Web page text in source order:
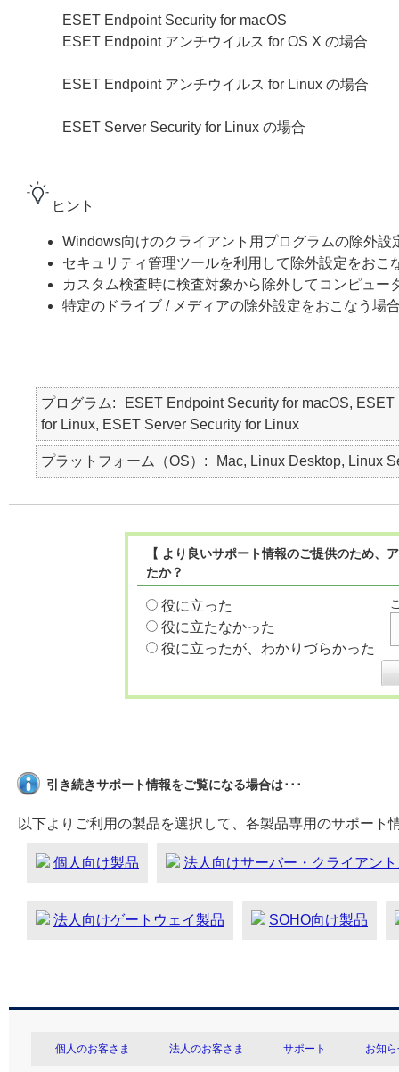
ESET Endpoint Security for macOS
ESET Endpoint アンチウイルス for OS X の場合
ESET Endpoint アンチウイルス for Linux の場合
ESET Server Security for Linux の場合
ヒント
Windows向けのクライアント用プログラムの除外設
セキュリティ管理ツールを利用して除外設定をおこ
カスタム検査時に検査対象から除外してコンピュー
特定のドライブ / メディアの除外設定をおこなう場
プログラム
ESET Endpoint Security for macOS,
for Linux, ESET Server Security for Linux
プラットフォーム（OS） Mac, Linux Desktop, Linux
【 より良いサポート情報のご提供のため
たか？
役に立った
役に立たなかった
役に立ったが、わかりづらかった
引き続きサポート情報をご覧になる場合は･･･
以下よりご利用の製品を選択して、各製品専用のサポート
個人向け製品 法人向けサーバー・クライアン
法人向けゲートウェイ製品 SOHO向け製品
個人のお客さま 法人のお客さま サポート お知